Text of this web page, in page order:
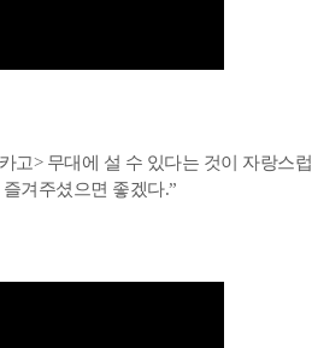
고> 무대에 설 수 있다는 것이 자랑스럽
겨주셨으면 좋겠다.”